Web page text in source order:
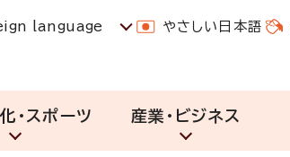
language やさしい日本語
・スポーツ 産業・ビジネス